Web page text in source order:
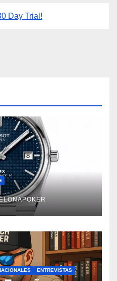
ENTREVISTAS